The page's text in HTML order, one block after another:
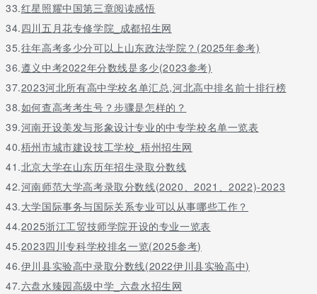
33.红星照耀中国第三章阅读感悟
34.四川五月花专修学院_成都招生网
35.往年高考多少分可以上山东政法学院？(2025年参考)
36.遵义中考2022年分数线是多少(2023参考)
37.2023河北所有高中学校名单汇总,河北高中排名前十排行榜
38.如何查高考考生号？步骤是怎样的？
39.河南开设美发与形象设计专业的中专学校名单一览表
40.梧州市城市建设技工学校_梧州招生网
41.北京大学在山东历年招生录取分数线
42.河南师范大学高考录取分数线(2020、2021、2022)-2023
43.大学国际事务与国际关系专业可以从事哪些工作？
44.2025浙江工贸技师学院开设的专业一览表
45.2023四川专科学校排名一览(2025参考)
46.伊川县实验高中录取分数线(2022伊川县实验高中)
47.六盘水臻园高级中学_六盘水招生网